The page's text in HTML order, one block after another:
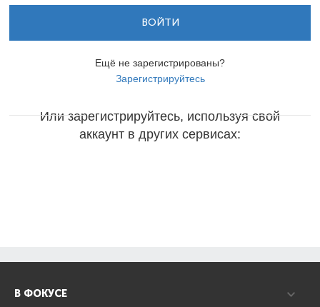
ВОЙТИ
Ещё не зарегистрированы?
Зарегистрируйтесь
Или зарегистрируйтесь, используя свой
аккаунт в других сервисах:
В ФОКУСЕ